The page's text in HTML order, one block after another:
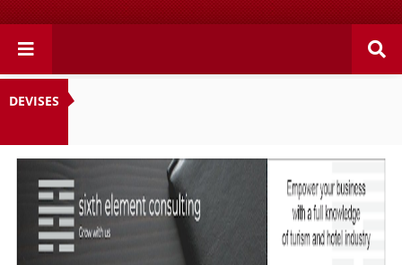
Retrouvez votre chaîne @TV5MONDE, dans les bouquets
CANAL+ 36 . Fandaharam-potoana tsara indrindra ho
anareo!
DEVISES